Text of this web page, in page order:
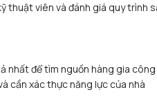
thuật viên và đánh giá quy trình
nhất để tìm nguồn hàng gia công
cần xác thực năng lực của nhà